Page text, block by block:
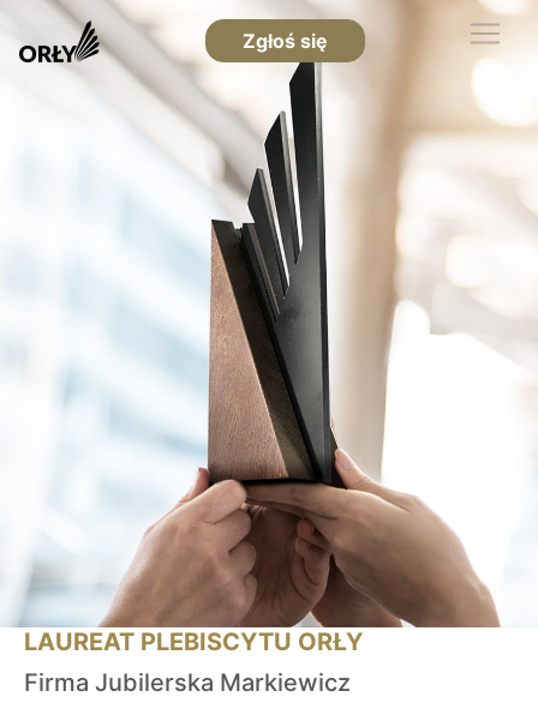
Zgłoś się
LAUREAT PLEBISCYTU ORŁY
Firma Jubilerska Markiewicz